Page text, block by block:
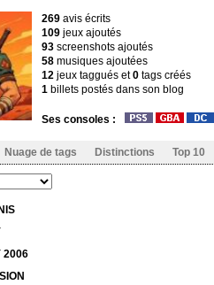
269 avis écrits
109 jeux ajoutés
93 screenshots ajoutés
58 musiques ajoutées
12 jeux taggués et0 tags créés
1 billets postés dans son blog
Ses consoles :
Nuage de tags Distinctions Top 10
2006